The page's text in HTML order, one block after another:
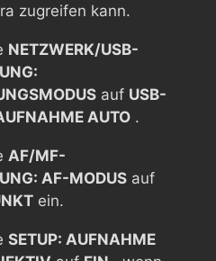
zugreifen kann.
NETZWERK/USB-
auf USB-
AUTO .
AF/MF-
AF-MODUS auf
ein.
SETUP: AUFNAHME